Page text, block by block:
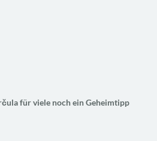
für viele noch ein Geheimtipp